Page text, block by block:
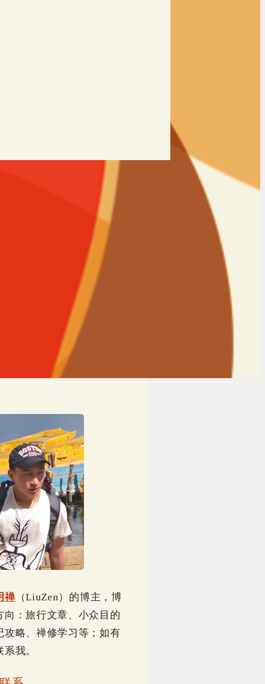
禅（LiuZen）的博主，博
向：旅行文章、小众目的
攻略、禅修学习等；如有
我。